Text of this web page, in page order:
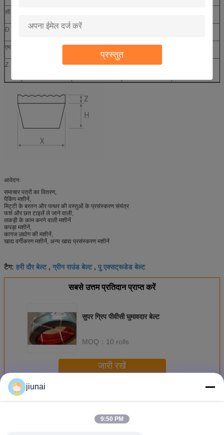
प्रस्तुत
सी
D 32 19
एम 4 90
Z 5 90
आवेदनः
समाचार पत्रों का वितरण,
पैकिंग मशीनें,
मिट्टी के बरतन और पत्थर की वस्तुओं के प्रसंस्करण संयंत्र
फर्श और छत टाइलें ले जाने वाली,
लकड़ी के काम करने वाली मशीनें
कपड़ा मशीनें,
कागज उद्योग की मशीनें,
खाद्य वर्गीकरण मशीनें, अन्य खाद्य प्रसंस्करण मशीनें
टैग: हरी दौर बेल्ट, ग्रीन राउंड बेल्ट, पु एक्सट्रूडेड बेल्ट
सबसे उत्तम प्रतिदान प्राप्त करें
सुपर ग्रिप पीवीसी घुमावदार बेल्ट
MOQ： 10 rolls
जारी रखें
अधिकPolyurethane वी बेल्ट
jiunai
9:50 PM